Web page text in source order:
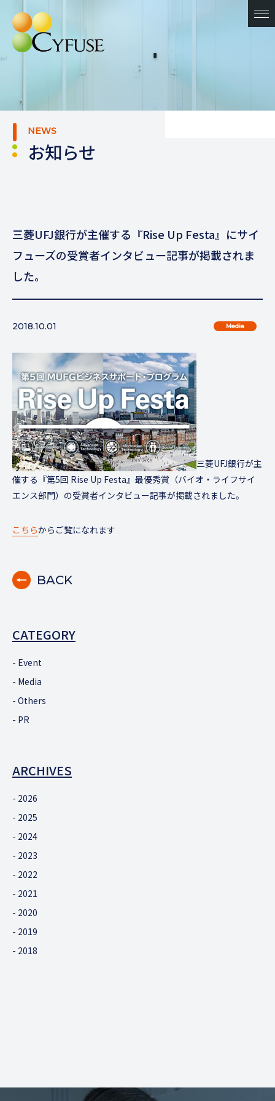
NEWS
お知らせ
三菱UFJ銀行が主催する『Rise Up Festa』にサイ
フューズの受賞者インタビュー記事が掲載されま
した。
2018.10.01 Media
三菱UFJ銀行が主
催する『第5回 Rise Up Festa』最優秀賞（バイオ・ライフサイ
エンス部門）の受賞者インタビュー記事が掲載されました。
こちらからご覧になれます
BACK
CATEGORY
Event
Media
Others
PR
ARCHIVES
2026
2025
2024
2023
2022
2021
2020
2019
2018